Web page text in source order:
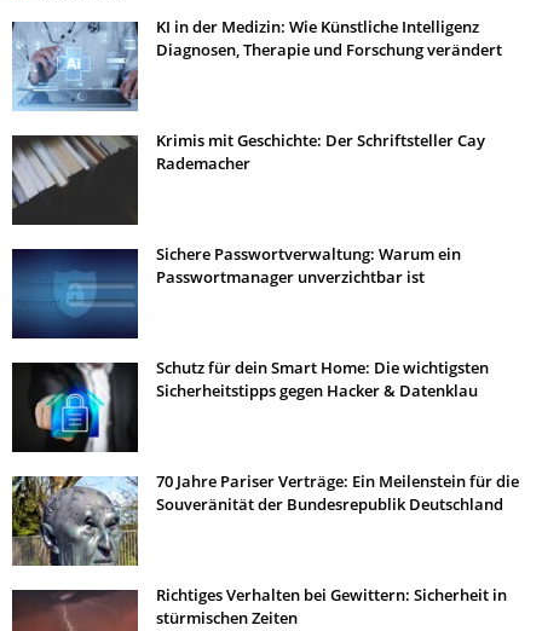
KI in der Medizin: Wie Künstliche Intelligenz
Diagnosen, Therapie und Forschung verändert
Krimis mit Geschichte: Der Schriftsteller Cay
Rademacher
Sichere Passwortverwaltung: Warum ein
Passwortmanager unverzichtbar ist
Schutz für dein Smart Home: Die wichtigsten
Sicherheitstipps gegen Hacker & Datenklau
70 Jahre Pariser Verträge: Ein Meilenstein für die
Souveränität der Bundesrepublik Deutschland
Richtiges Verhalten bei Gewittern: Sicherheit in
stürmischen Zeiten